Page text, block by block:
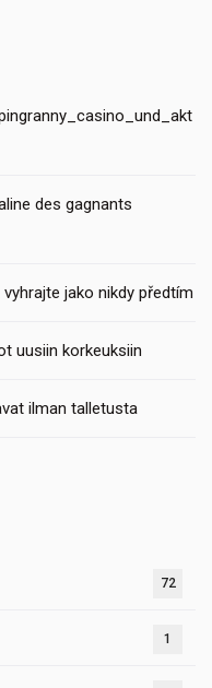
des gagnants
jako nikdy předtím
uusiin korkeuksiin
ilman talletusta
72
1